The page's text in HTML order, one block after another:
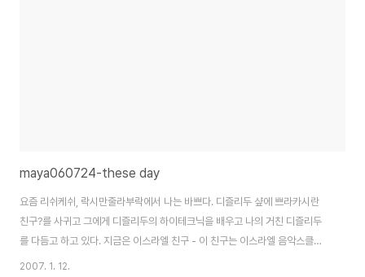
maya060724-these day
요즘 리쉬케쉬, 락시만줄라부락에서 나는 바쁘다. 디즐리두 샾에 쁘라카시란
친구?를 사귀고 그에게 디즐리두의 하이테크닉을 배우고 나의 거친 디즐리두
를 다듬고 하고 있다. 지금은 이스라엘 친구 - 이 친구는 이스라엘 음악스클의
4년의 정규과정을 이수하고 지금 재즈드러머 로써 활동하고 있다한다. 인도에
2007. 1. 12.